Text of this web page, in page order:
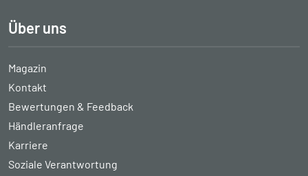
Über uns
Magazin
Kontakt
Bewertungen & Feedback
Händleranfrage
Karriere
Soziale Verantwortung